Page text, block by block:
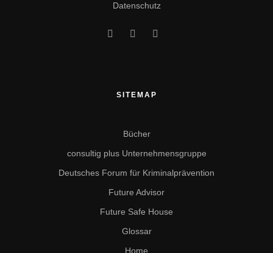
Datenschutz
SITEMAP
Bücher
consultig plus Unternehmensgruppe
Deutsches Forum für Kriminalprävention
Future Advisor
Future Safe House
Glossar
Home